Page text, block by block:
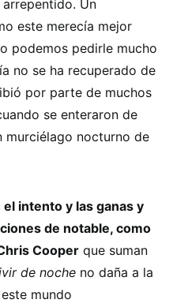
Un
este merecía mejor
podemos pedirle mucho
no se ha recuperado de
por parte de muchos
se enteraron de
murciélago nocturno de
intento y las ganas y
de notable, como
Cooper que suman
de noche no daña a la
mundo